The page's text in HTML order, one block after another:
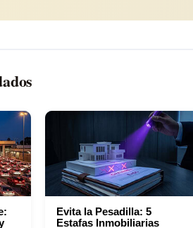
Evita la Pesadilla: 5
Estafas Inmobiliarias